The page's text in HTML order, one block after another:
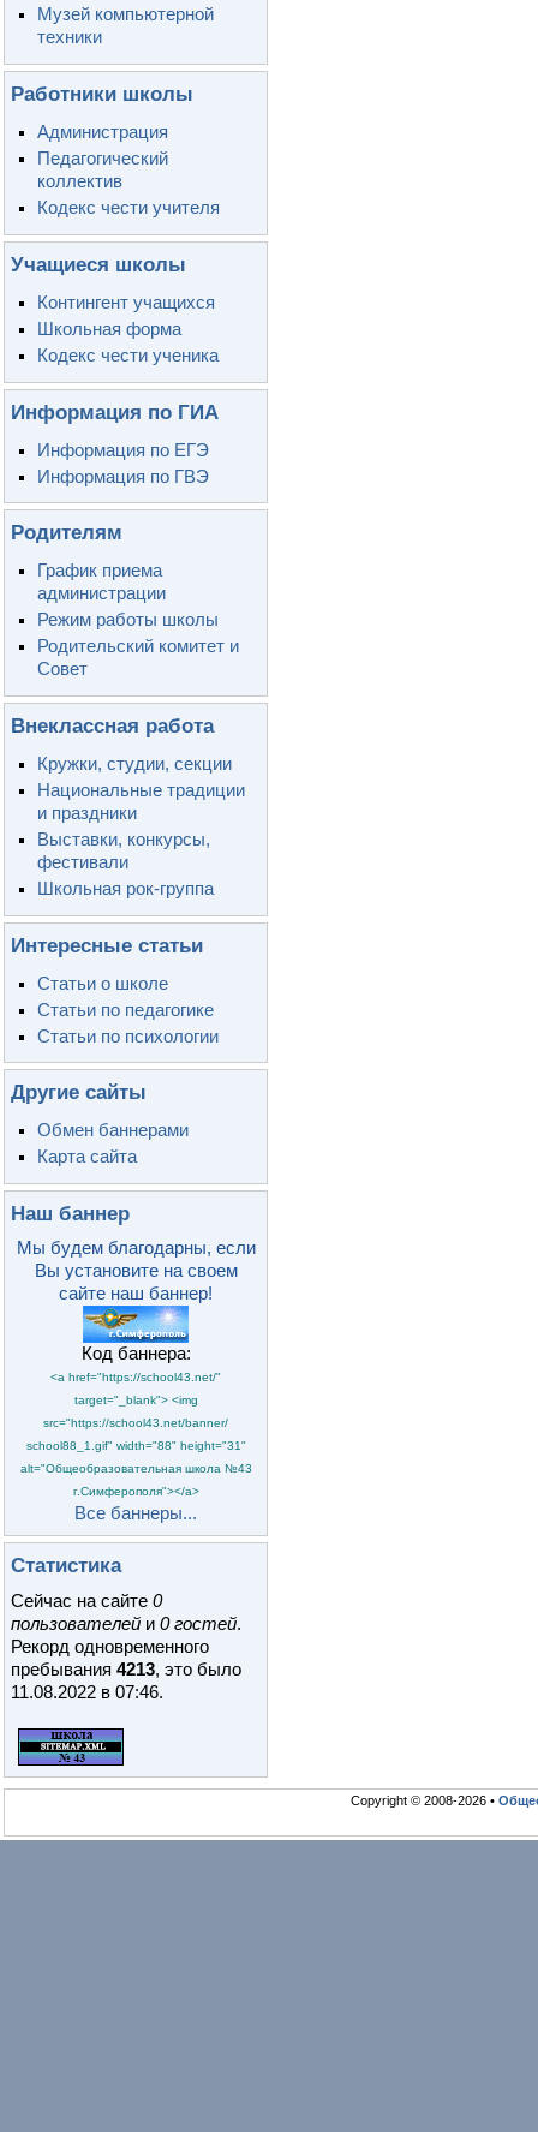
Музей компьютерной
техники
Работники школы
Администрация
Педагогический
коллектив
Кодекс чести учителя
Учащиеся школы
Контингент учащихся
Школьная форма
Кодекс чести ученика
Информация по ГИА
Информация по ЕГЭ
Информация по ГВЭ
Родителям
График приема
администрации
Режим работы школы
Родительский комитет и
Совет
Внеклассная работа
Кружки, студии, секции
Национальные традиции
и праздники
Выставки, конкурсы,
фестивали
Школьная рок-группа
Интересные статьи
Статьи о школе
Статьи по педагогике
Статьи по психологии
Другие сайты
Обмен баннерами
Карта сайта
Наш баннер
Мы будем благодарны, если
Вы установите на своем
сайте наш баннер!
Код баннера:
<a href="https://school43.net/"
target="_blank"> <img
src="https://school43.net/banner/
school88_1.gif" width="88" height="31"
alt="Общеобразовательная школа №43
г.Симферополя"></a>
Все баннеры...
Статистика
Сейчас на сайте 0
пользователей и 0 гостей.
Рекорд одновременного
пребывания 4213, это было
11.08.2022 в 07:46.
Copyright © 2008-2026 •